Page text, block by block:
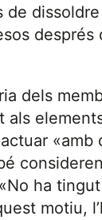
de
després
dels
ha
motiu,